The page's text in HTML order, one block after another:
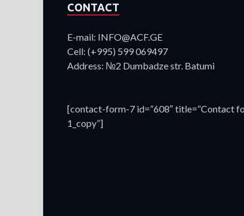
CONTACT
E-mail: INFO@ACF.GE
Cell: (+995) 599 069497
Address: №2 Dumbadze str. Batumi
[contact-form-7 id=”608″ title=”Contact
1_copy”]